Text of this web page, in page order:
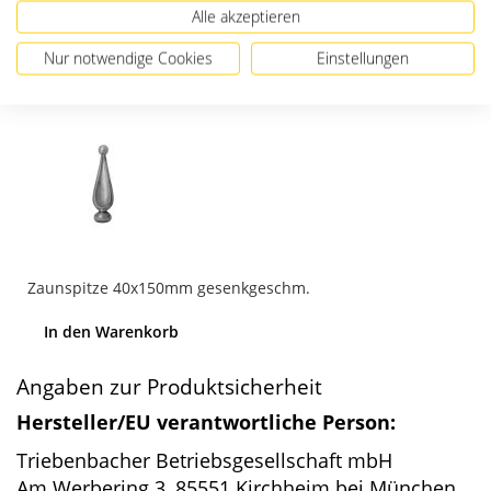
Passendes Zubehör
Zaunspitze 40x150mm gesenkgeschm.
In den Warenkorb
Angaben zur Produktsicherheit
Hersteller/EU verantwortliche Person:
Triebenbacher Betriebsgesellschaft mbH
Alle akzeptieren
Nur notwendige Cookies Einstellungen